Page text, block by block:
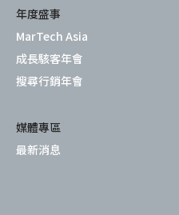
年度盛事
MarTech Asia
成長駭客年會
搜尋行銷年會
媒體專區
最新消息